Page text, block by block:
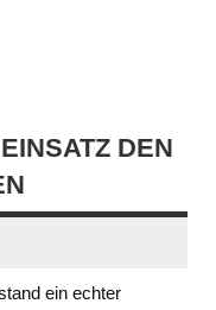
DEN
ein echter